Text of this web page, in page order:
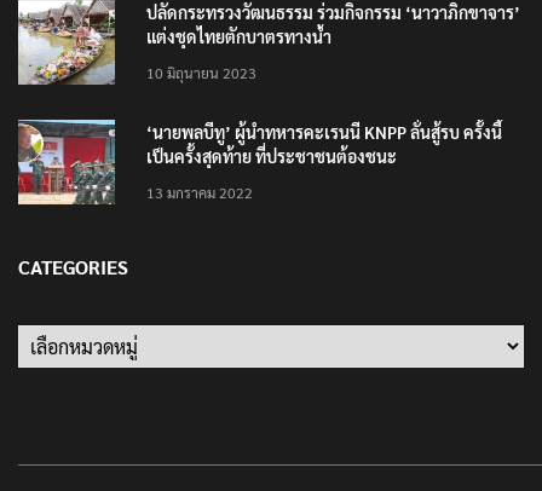
ปลัดกระทรวงวัฒนธรรม ร่วมกิจกรรม ‘นาวาภิกขาจาร’
แต่งชุดไทยตักบาตรทางน้ำ
10 มิถุนายน 2023
‘นายพลบีทู’ ผู้นำทหารคะเรนนี KNPP ลั่นสู้รบ ครั้งนี้
เป็นครั้งสุดท้าย ที่ประชาชนต้องชนะ
13 มกราคม 2022
CATEGORIES
Categories